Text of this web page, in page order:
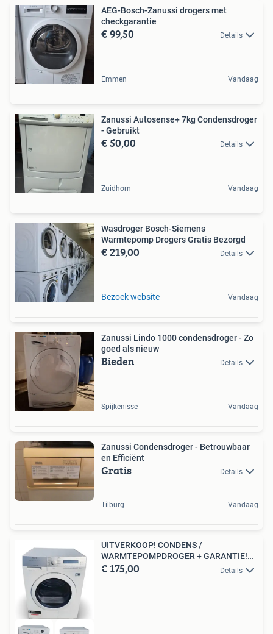
AEG-Bosch-Zanussi drogers met
checkgarantie
€ 99,50 Details
Emmen Vandaag
Zanussi Autosense+ 7kg Condensdroger
- Gebruikt
€ 50,00 Details
Zuidhorn Vandaag
Wasdroger Bosch-Siemens
Warmtepomp Drogers Gratis Bezorgd
€ 219,00 Details
Bezoek website Vandaag
Zanussi Lindo 1000 condensdroger - Zo
goed als nieuw
Bieden Details
Spijkenisse Vandaag
Zanussi Condensdroger - Betrouwbaar
en Efficiënt
Gratis Details
Tilburg Vandaag
UITVERKOOP! CONDENS /
WARMTEPOMPDROGER + GARANTIE!
v.a. €175
€ 175,00 Details